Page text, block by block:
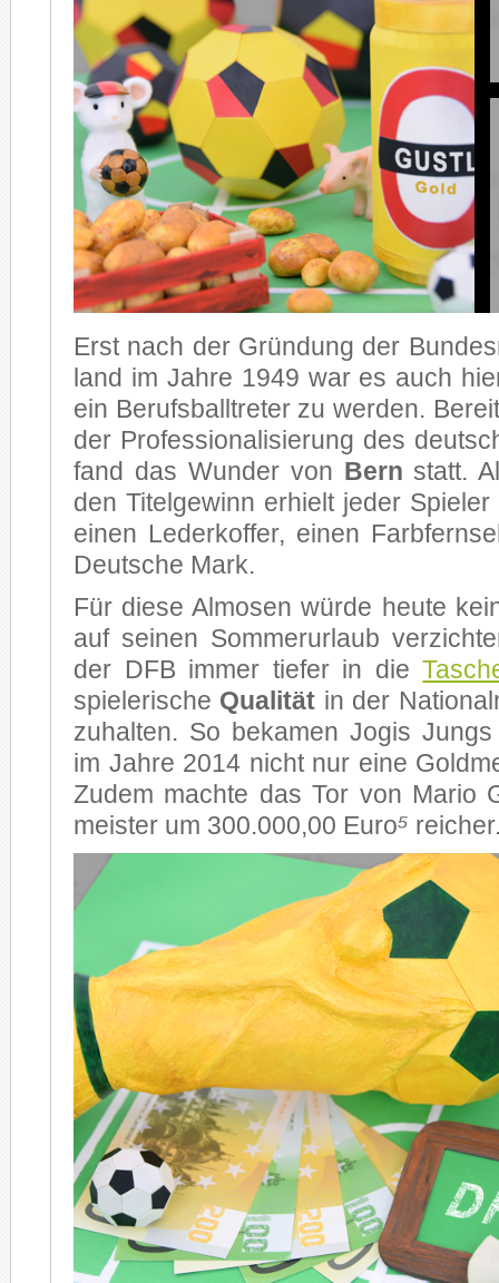
Erst nach der Grün­dung der
land im Jah­re 1949 war es auch
ein Be­rufs­ball­tre­ter zu wer­den.
der Pro­fes­sio­na­li­sie­rung des
fand das Wun­der von Bern statt.
den Ti­tel­ge­winn er­hielt je­der
ei­nen Le­der­kof­fer, ei­nen
Deut­sche Mark.
Für die­se Al­mo­sen wür­de heu­te
auf sei­nen Som­mer­ur­laub
der DFB im­mer tie­fer in die
spie­le­ri­sche Qua­li­tät in der
zu­hal­ten. So be­ka­men Jo­gis
im Jah­re 2014 nicht nur eine
Zu­dem mach­te das Tor von Ma­rio
meis­ter um 300.000,00 Euro⁵